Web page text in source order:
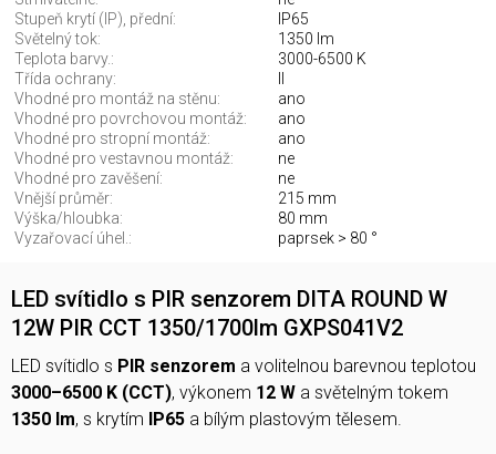
Stupeň krytí (IP), přední:
IP65
Světelný tok:
1350 lm
Teplota barvy.:
3000-6500 K
Třída ochrany:
Vhodné pro montáž na stěnu:
ano
Vhodné pro povrchovou montáž:
ano
Vhodné pro stropní montáž:
ano
Vhodné pro vestavnou montáž:
ne
Vhodné pro zavěšení:
ne
Vnější průměr:
215 mm
Výška/hloubka:
80 mm
Vyzařovací úhel.:
paprsek > 80 °
LED svítidlo s PIR senzorem DITA ROUND W
12W PIR CCT 1350/1700lm GXPS041V2
LED svítidlo s PIR senzorem a volitelnou barevnou teplotou
3000–6500 K (CCT), výkonem 12 W a světelným tokem
1350 lm, s krytím IP65 a bílým plastovým tělesem.